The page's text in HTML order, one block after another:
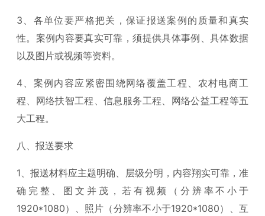
3、各单位要严格把关，保证报送案例的质量和真实
性。案例内容要真实可靠，须提供具体事例、具体数据
以及图片或视频等资料。
4、案例内容应紧密围绕网络覆盖工程、农村电商工
程、网络扶智工程、信息服务工程、网络公益工程等五
大工程。
八、报送要求
1、报送材料应主题明确、层级分明，内容翔实可靠，准
确完整、图文并茂，若有视频（分辨率不小于
1920*1080）、照片（分辨率不小于1920*1080）、互